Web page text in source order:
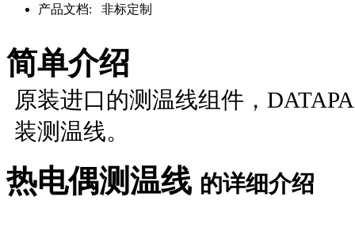
产品文档: 非标定制
简单介绍
原装进口的测温线组件，
装测温线。
热电偶测温线 的详细介绍